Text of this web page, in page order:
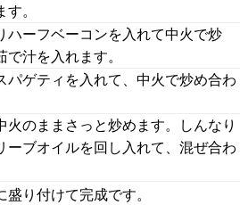
。
ハーフベーコンを入れて中火で炒
汁を入れます。
パゲティを入れて、中火で炒め合わ
火のままさっと炒めます。しんなり
ーブオイルを回し入れて、混ぜ合わ
り付けて完成です。